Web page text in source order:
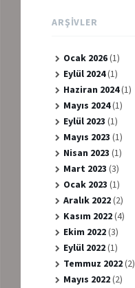
ARŞIVLER
Ocak 2026(1)
Eylül 2024(1)
Haziran 2024(1)
Mayıs 2024(1)
Eylül 2023 (1)
Mayıs 2023 (1)
Nisan 2023 (1)
Mart 2023 (3)
Ocak 2023 (1)
Aralık 2022(2)
Kasım 2022(4)
Ekim 2022(3)
Eylül 2022(1)
Temmuz 2022(2)
Mayıs 2022(2)